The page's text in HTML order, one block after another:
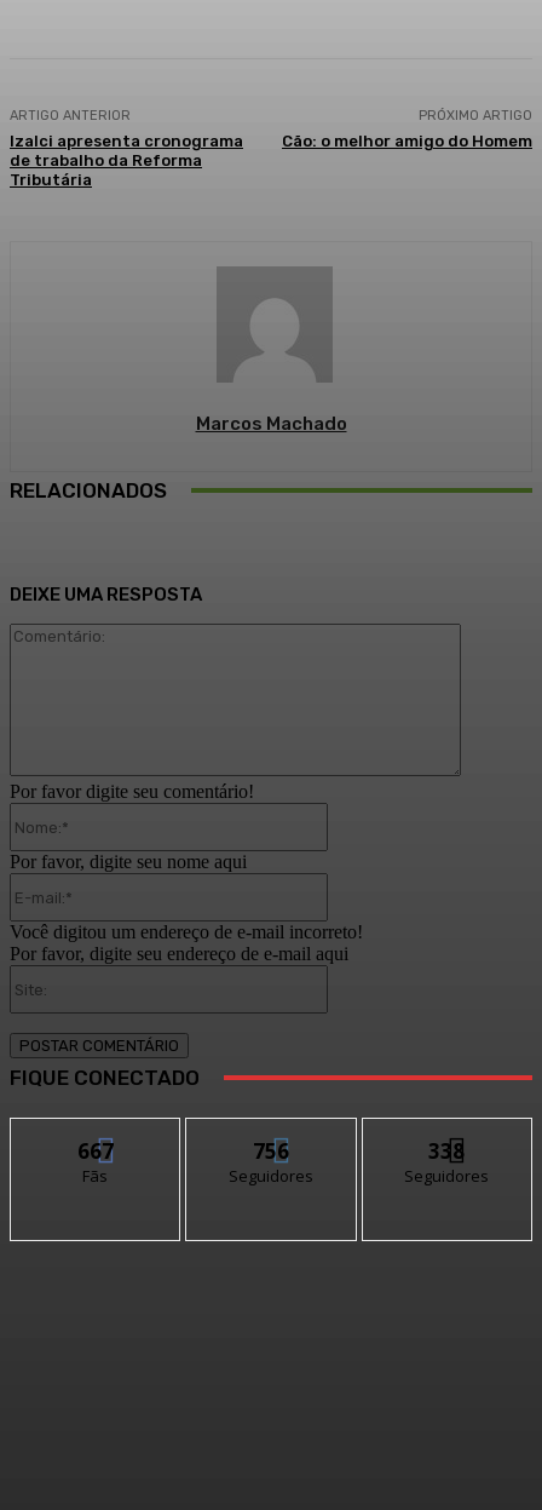
ARTIGO ANTERIOR
Izalci apresenta cronograma
de trabalho da Reforma
Tributária
PRÓXIMO ARTIGO
Cão: o melhor amigo do Homem
Marcos Machado
RELACIONADOS
DEIXE UMA RESPOSTA
Por favor digite seu comentário!
Por favor, digite seu nome aqui
Você digitou um endereço de e-mail incorreto!
Por favor, digite seu endereço de e-mail aqui
FIQUE CONECTADO
667
Fãs
756
Seguidores
338
Seguidores